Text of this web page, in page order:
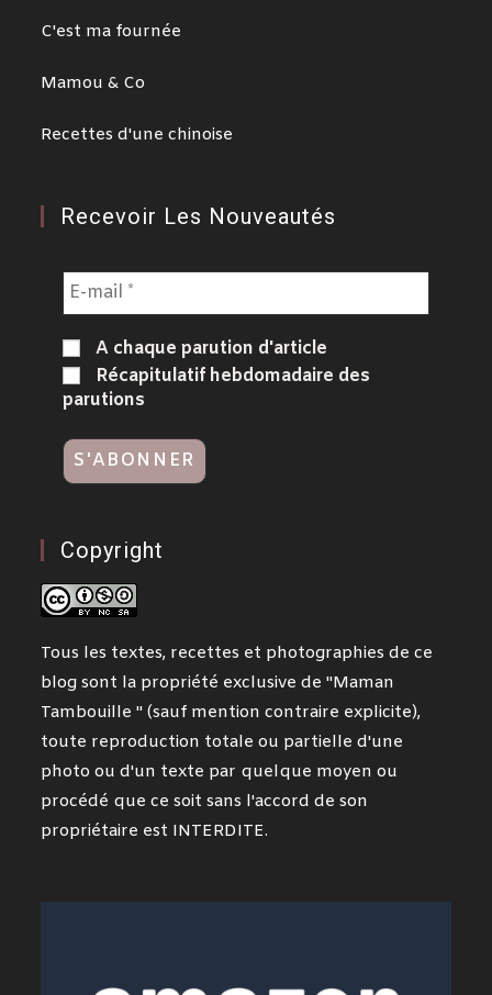
C'est ma fournée
Mamou & Co
Recettes d'une chinoise
Recevoir Les Nouveautés
A chaque parution d'article
Récapitulatif hebdomadaire des
parutions
Copyright
Tous les textes, recettes et photographies de ce
blog sont la propriété exclusive de "Maman
Tambouille " (sauf mention contraire explicite),
toute reproduction totale ou partielle d'une
photo ou d'un texte par quelque moyen ou
procédé que ce soit sans l'accord de son
propriétaire est INTERDITE.